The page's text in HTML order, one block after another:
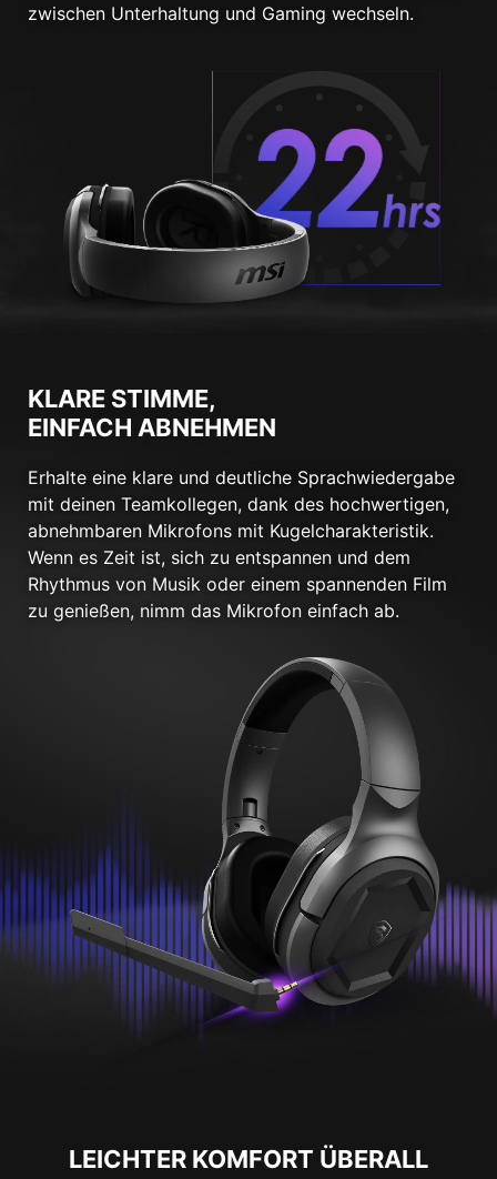
zwischen Unterhaltung und Gaming wechseln.
KLARE STIMME,
EINFACH ABNEHMEN
Erhalte eine klare und deutliche Sprachwiedergabe
mit deinen Teamkollegen, dank des hochwertigen,
abnehmbaren Mikrofons mit Kugelcharakteristik.
Wenn es Zeit ist, sich zu entspannen und dem
Rhythmus von Musik oder einem spannenden Film
zu genießen, nimm das Mikrofon einfach ab.
LEICHTER KOMFORT ÜBERALL